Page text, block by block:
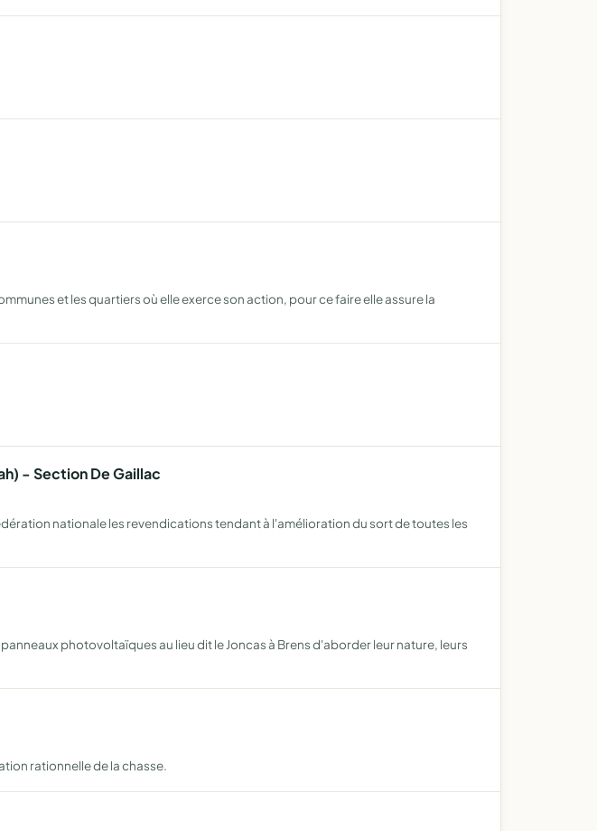
et les quartiers où elle exerce son action, pour ce faire elle assure la
- Section De Gaillac
nationale les revendications tendant à l'amélioration du sort de toutes les
photovoltaïques au lieu dit le Joncas à Brens d'aborder leur nature, leurs
rationnelle de la chasse.